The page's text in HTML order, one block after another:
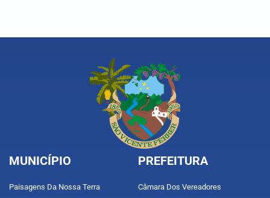
MUNICÍPIO
Paisagens Da Nossa Terra
PREFEITURA
Câmara Dos Vereadores